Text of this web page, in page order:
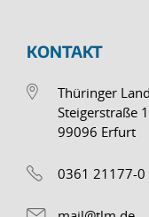
KONTAKT
Thüringer
Steigerstraße
99096 Erfurt
0361 21177-0